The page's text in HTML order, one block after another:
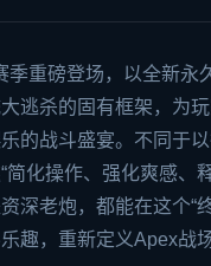
季重磅登场，以全新永
逃杀的固有框架，为
的战斗盛宴。不同于
简化操作、强化爽感、
深老炮，都能在这个“
趣，重新定义Apex战